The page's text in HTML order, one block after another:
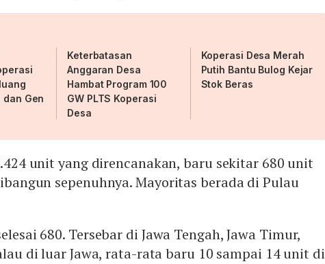
Gen
Keterbatasan
Anggaran Desa
Hambat Program 100
GW PLTS Koperasi
Desa
Koperasi Desa Merah
Putih Bantu Bulog Kejar
Stok Beras
unit yang direncanakan, baru sekitar 680 unit
sepenuhnya. Mayoritas berada di Pulau
680. Tersebar di Jawa Tengah, Jawa Timur,
di luar Jawa, rata-rata baru 10 sampai 14 unit di